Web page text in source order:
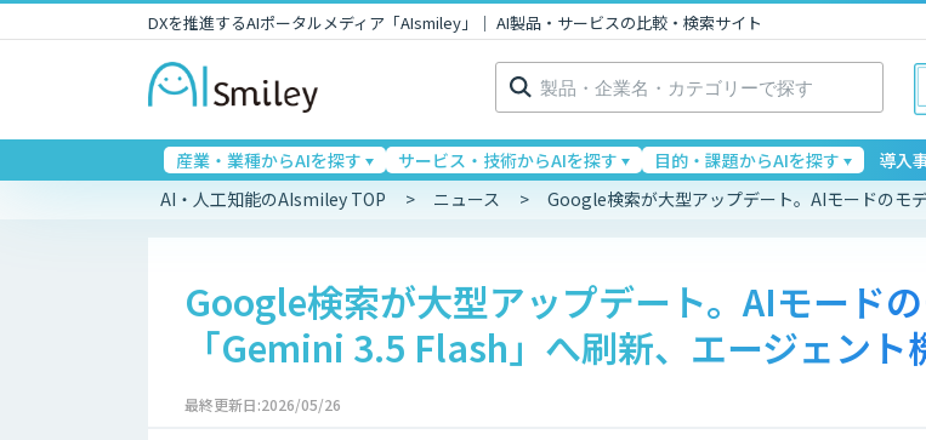
DXを推進するAIポータルメディア「AIsmiley」｜ AI製品・サービスの比較・検索サイト
検
索:
産業・業種からAIを探す サービス・技術からAIを探す 目的・課題からAIを探す 導入
AI・人工知能のAIsmiley TOP ニュース Google検索が大型アップデート。AIモードのモ
Google検索が大型アップデート。AIモード
「Gemini 3.5 Flash」へ刷新、エージェント
最終更新日:2026/05/26